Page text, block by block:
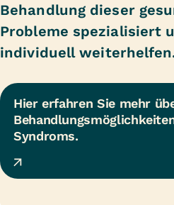
Behandlung dieser
Probleme spezialisiert
individuell
Hier erfahren Sie mehr
Syndroms.